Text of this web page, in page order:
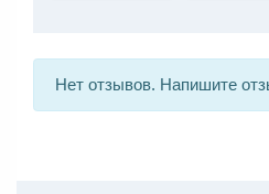
Нет отзывов. Напишите